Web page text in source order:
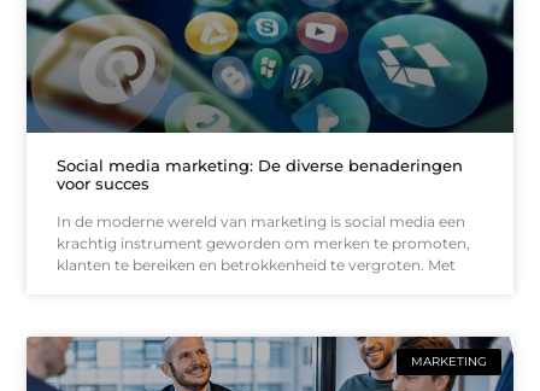
Social media marketing: De diverse benaderingen
voor succes
In de moderne wereld van marketing is social media een
krachtig instrument geworden om merken te promoten,
klanten te bereiken en betrokkenheid te vergroten. Met
MARKETING